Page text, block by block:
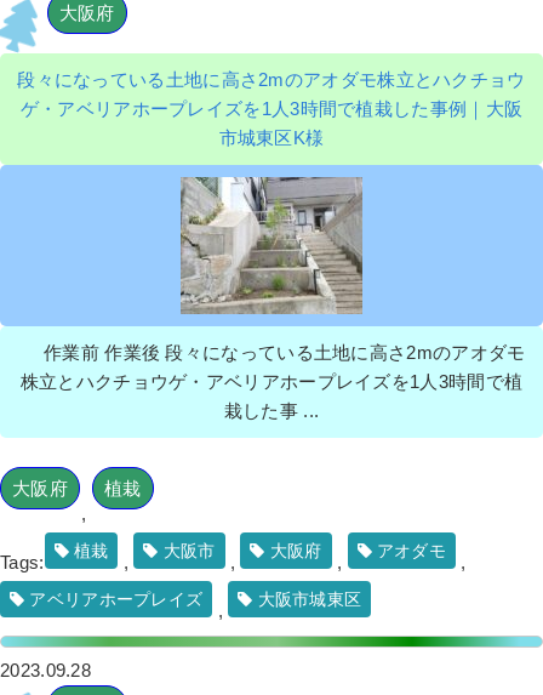
大阪府
段々になっている土地に高さ2mのアオダモ株立とハクチョウ
ゲ・アベリアホープレイズを1人3時間で植栽した事例｜大阪
市城東区K様
作業前 作業後 段々になっている土地に高さ2mのアオダモ
株立とハクチョウゲ・アベリアホープレイズを1人3時間で植
栽した事 ...
大阪府
,
植栽
Tags:
植栽
,
大阪市
,
大阪府
,
アオダモ
,
アベリアホープレイズ
,
大阪市城東区
2023.09.28